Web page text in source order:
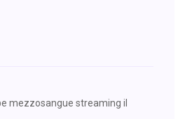
mezzosangue streaming il